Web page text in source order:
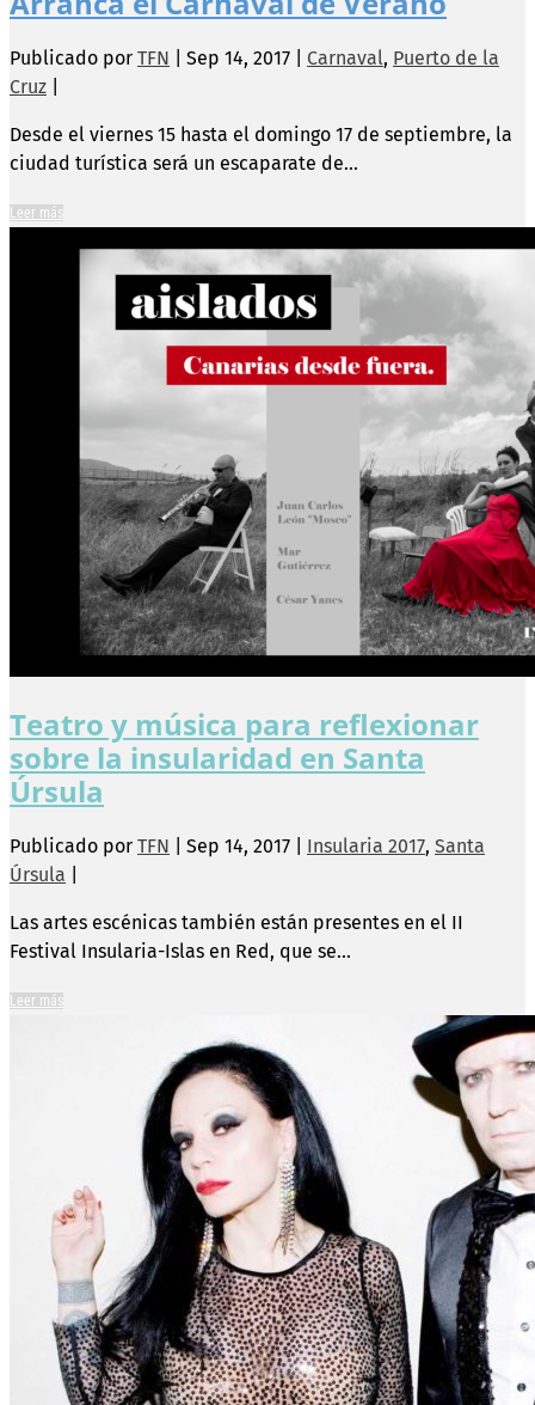
Publicado por TFN Sep 14, 2017 Carnaval, Puerto de la
Cruz
Desde el viernes 15 hasta el domingo 17 de septiembre, la
ciudad turística será un escaparate de...
Leer más
Teatro y música para reflexionar
sobre la insularidad en Santa
Úrsula
Publicado por TFN Sep 14, 2017 Insularia 2017, Santa
Úrsula
Las artes escénicas también están presentes en el II
Festival Insularia-Islas en Red, que se...
Leer más